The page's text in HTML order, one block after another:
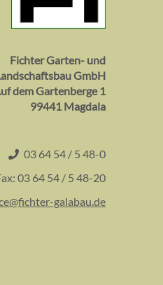
Fichter Garten- und
GmbH
dem Gartenberge 1
99441 Magdala
03 64 54 / 5 48-0
03 64 54 / 5 48-20
galabau.de